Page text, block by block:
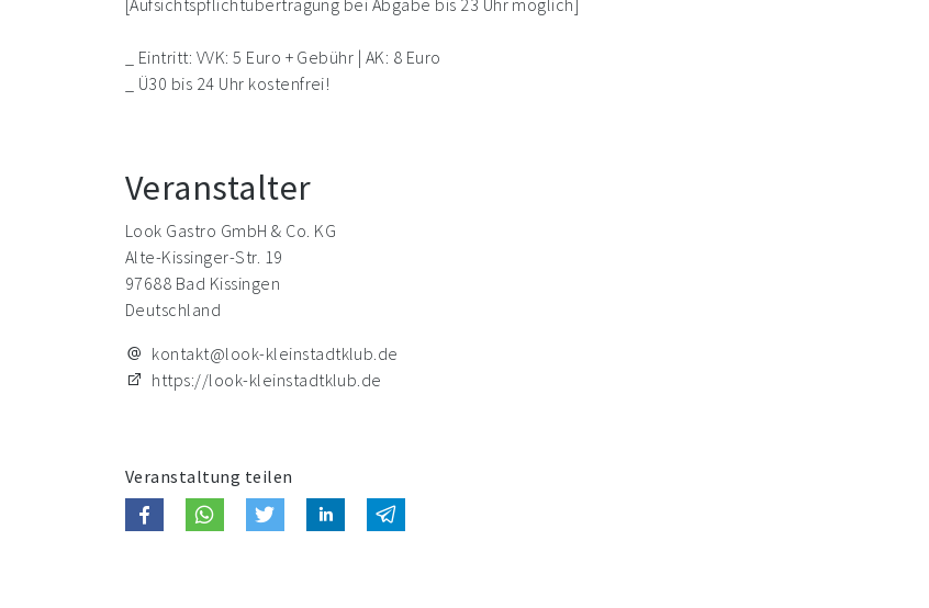
[Aufsichtspflichtübertragung bei Abgabe bis 23 Uhr möglich]
_ Eintritt: VVK: 5 Euro + Gebühr | AK: 8 Euro
_ Ü30 bis 24 Uhr kostenfrei!
Veranstalter
Look Gastro GmbH & Co. KG
Alte-Kissinger-Str. 19
97688 Bad Kissingen
Deutschland
kontakt@look-kleinstadtklub.de
https://look-kleinstadtklub.de
Veranstaltung teilen